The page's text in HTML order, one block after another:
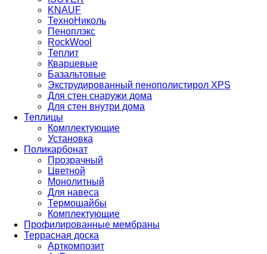
KNAUF
ТехноНиколь
Пеноплэкс
RockWool
Теплит
Кварцевые
Базальтовые
Экструдированный пенополистирол XPS
Для стен снаружи дома
Для стен внутри дома
Теплицы
Комплектующие
Установка
Поликарбонат
Прозрачный
Цветной
Монолитный
Для навеса
Термошайбы
Комплектующие
Профилированные мембраны
Террасная доска
Арткомпозит